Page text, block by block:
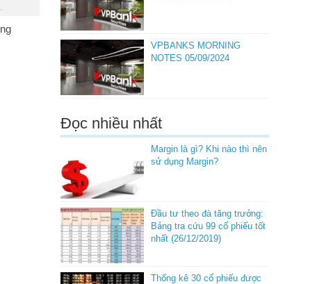
VPBANKS MORNING
NOTES 05/09/2024
Đọc nhiều nhất
Margin là gì? Khi nào thì nên
sử dụng Margin?
Đầu tư theo đà tăng trưởng:
Bảng tra cứu 99 cổ phiếu tốt
nhất (26/12/2019)
Thống kê 30 cổ phiếu được